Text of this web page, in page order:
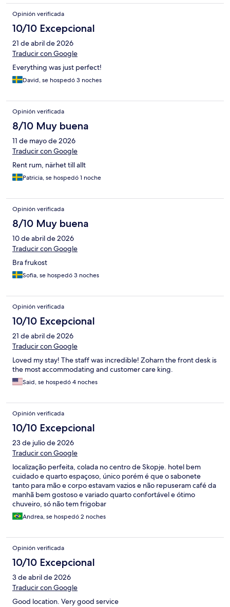
Opinión verificada
10/10 Excepcional
21 de abril de 2026
Traducir con Google
Everything was just perfect!
David, se hospedó 3 noches
Opinión verificada
8/10 Muy buena
11 de mayo de 2026
Traducir con Google
Rent rum, närhet till allt
Patricia, se hospedó 1 noche
Opinión verificada
8/10 Muy buena
10 de abril de 2026
Traducir con Google
Bra frukost
Sofia, se hospedó 3 noches
Opinión verificada
10/10 Excepcional
21 de abril de 2026
Traducir con Google
Loved my stay! The staff was incredible! Zoharn the front desk is
the most accommodating and customer care king.
Said, se hospedó 4 noches
Opinión verificada
10/10 Excepcional
23 de julio de 2026
Traducir con Google
localização perfeita, colada no centro de Skopje. hotel bem
cuidado e quarto espaçoso, único porém é que o sabonete
tanto para mão e corpo estavam vazios e não repuseram café da
manhã bem gostoso e variado quarto confortável e ótimo
chuveiro, só não tem frigobar
Andrea, se hospedó 2 noches
Opinión verificada
10/10 Excepcional
3 de abril de 2026
Traducir con Google
Good location. Very good service